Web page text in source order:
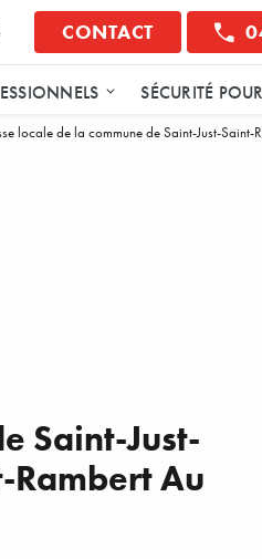
CONTACT
SÉCURITÉ
locale de la commune de Saint-Just-
Saint-Just-
Rambert Au